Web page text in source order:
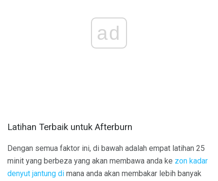
ad
Latihan Terbaik untuk Afterburn
Dengan semua faktor ini, di bawah adalah empat latihan 25
minit yang berbeza yang akan membawa anda ke zon kadar
denyut jantung di mana anda akan membakar lebih banyak